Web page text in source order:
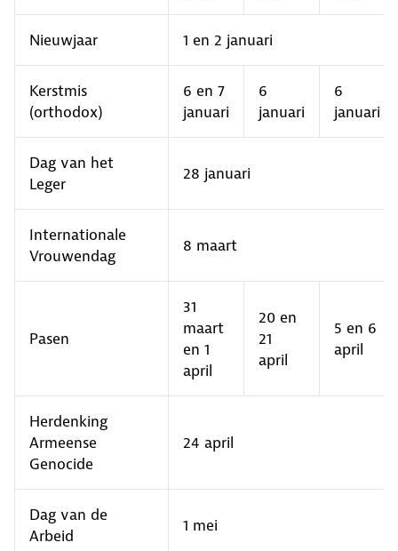
Nieuwjaar 1 en 2 januari
Kerstmis
(orthodox)
6 en 7
januari
6
januari
6
januari
Dag van het
Leger
28 januari
Internationale
Vrouwendag
8 maart
Pasen
31
maart
en 1
april
20 en
21
april
5 en 6
april
Herdenking
Armeense
Genocide
24 april
Dag van de
Arbeid
1 mei